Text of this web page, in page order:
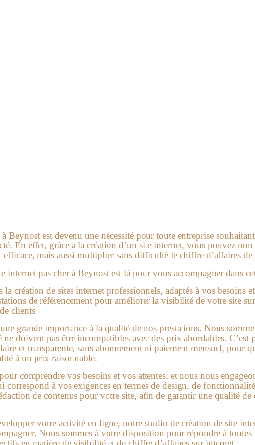
à Beynost est devenu une nécessité pour toute entreprise
En effet, grâce à la création d’un site internet, vous pouvez
efficace, mais aussi multiplier sans difficulté le chiffre d’affaires de
internet pas cher à Beynost est là pour vous accompagner dans
la création de sites internet professionnels, adaptés à vos besoins
de référencement pour améliorer la visibilité de votre site
clients.
grande importance à la qualité de nos prestations. Nous
doivent pas être incompatibles avec des prix abordables. C’est
et transparente, sans abonnement ni paiement mensuel, pour
à un prix raisonnable.
comprendre vos besoins et vos attentes, et nous nous
correspond à vos exigences en termes de design, de
de contenus pour votre site, afin de garantir une qualité
votre activité en ligne, notre studio de création de site
Nous sommes à votre disposition pour répondre à
en matière de visibilité et de chiffre d’affaires sur internet.